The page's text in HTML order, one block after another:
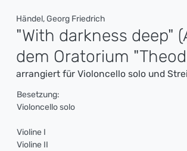
Händel, Georg Friedrich
"With darkness deep"
dem Oratorium
arrangiert für Violoncello solo und
Besetzung:
Violoncello solo
Violine I
Violine II